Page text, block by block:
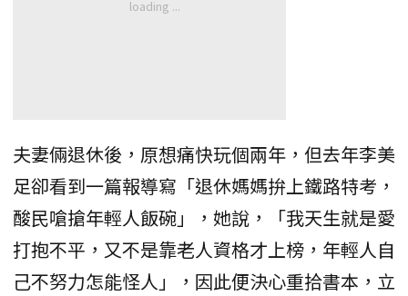
夫妻倆退休後，原想痛快玩個兩年，但去年李美
足卻看到一篇報導寫「退休媽媽拚上鐵路特考，
酸民嗆搶年輕人飯碗」，她說，「我天生就是愛
打抱不平，又不是靠老人資格才上榜，年輕人自
己不努力怎能怪人」，因此便決心重拾書本，立